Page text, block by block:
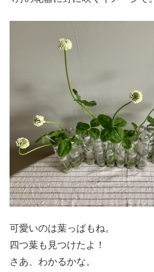
可愛いのは葉っぱもね。
四つ葉も見つけたよ！
さあ、わかるかな。